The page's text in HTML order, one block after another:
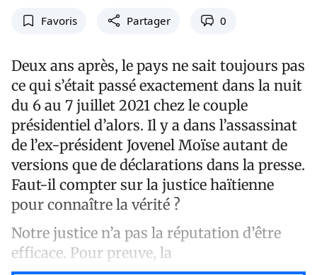
Favoris Partager 0
Deux ans après, le pays ne sait toujours pas
ce qui s’était passé exactement dans la nuit
du 6 au 7 juillet 2021 chez le couple
présidentiel d’alors. Il y a dans l’assassinat
de l’ex-président Jovenel Moïse autant de
versions que de déclarations dans la presse.
Faut-il compter sur la justice haïtienne
pour connaître la vérité ?
Notre justice n’a pas la réputation d’être
efficace. Pour preuve, la